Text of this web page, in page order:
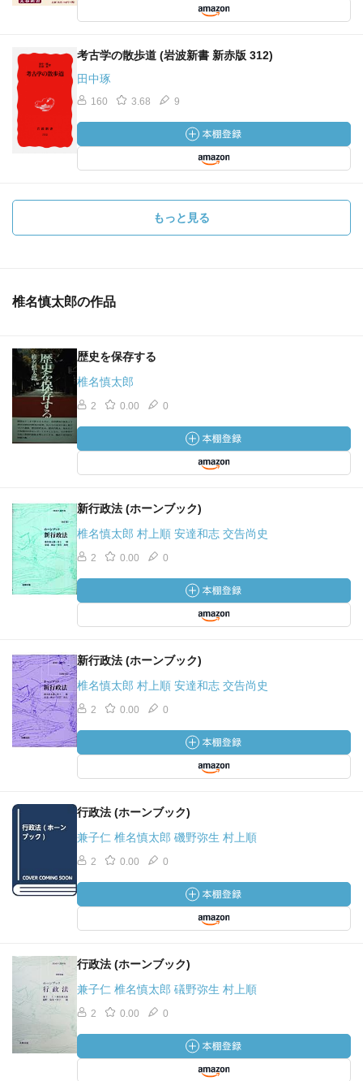
考古学の散歩道 (岩波新書 新赤版 312)
田中琢
160 3.68 9
もっと見る
椎名慎太郎の作品
歴史を保存する
椎名慎太郎
2 0.00 0
新行政法 (ホーンブック)
椎名慎太郎 村上順 安達和志 交告尚史
2 0.00 0
新行政法 (ホーンブック)
椎名慎太郎 村上順 安達和志 交告尚史
2 0.00 0
行政法 (ホーンブック)
兼子仁 椎名慎太郎 磯野弥生 村上順
2 0.00 0
行政法 (ホーンブック)
兼子仁 椎名慎太郎 礒野弥生 村上順
2 0.00 0